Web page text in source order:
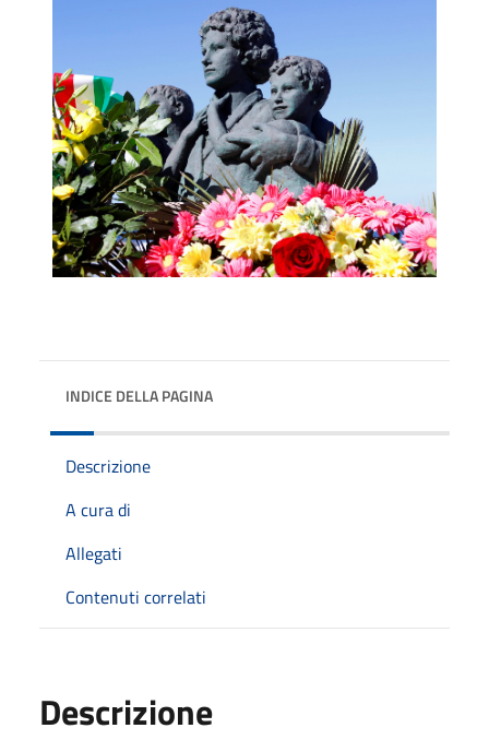
INDICE DELLA PAGINA
Descrizione
A cura di
Allegati
Contenuti correlati
Descrizione